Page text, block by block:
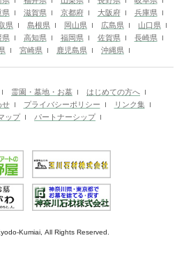
県 滋賀県 京都府 大阪府
兵庫県
県 島根県 岡山県 広島県
山口県
県 高知県 福岡県 佐賀県
長崎県
宮崎県 鹿児島県 沖縄県
霊園・墓地・お墓
はじめての方へ
せ
プライバシーポリシー
リンク集
ップ
パートナーシップ
Kumiai, All Rights Reserved.